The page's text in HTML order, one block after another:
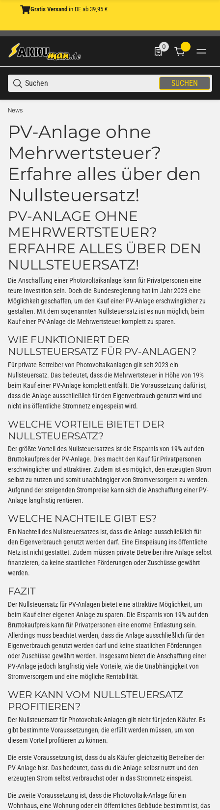
Gratis Versand in DE ab 39,95 €
SUCHEN
0
0 Produkte in der
News
PV-Anlage ohne
Mehrwertsteuer?
Erfahre alles über den
Nullsteuersatz!
PV-ANLAGE OHNE
MEHRWERTSTEUER?
ERFAHRE ALLES ÜBER DEN
NULLSTEUERSATZ!
Die Anschaffung einer Photovoltaikanlage kann für Privatpersonen eine
teure Investition sein. Doch die Bundesregierung hat im Jahr 2023 eine
Möglichkeit geschaffen, um den Kauf einer PV-Anlage erschwinglicher zu
gestalten. Mit dem sogenannten Nullsteuersatz ist es nun möglich, beim
Kauf einer PV-Anlage die Mehrwertsteuer komplett zu sparen.
WIE FUNKTIONIERT DER
NULLSTEUERSATZ FÜR PV-ANLAGEN?
Für private Betreiber von Photovoltaikanlagen gilt seit 2023 ein
Nullsteuersatz. Das bedeutet, dass die Mehrwertsteuer in Höhe von 19%
beim Kauf einer PV-Anlage komplett entfällt. Die Voraussetzung dafür ist,
dass die Anlage ausschließlich für den Eigenverbrauch genutzt wird und
nicht ins öffentliche Stromnetz eingespeist wird.
WELCHE VORTEILE BIETET DER
NULLSTEUERSATZ?
Der größte Vorteil des Nullsteuersatzes ist die Ersparnis von 19% auf den
Bruttokaufpreis der PV-Anlage. Dies macht den Kauf für Privatpersonen
erschwinglicher und attraktiver. Zudem ist es möglich, den erzeugten Strom
selbst zu nutzen und somit unabhängiger von Stromversorgern zu werden.
Aufgrund der steigenden Strompreise kann sich die Anschaffung einer PV-
Anlage langfristig rentieren.
WELCHE NACHTEILE GIBT ES?
Ein Nachteil des Nullsteuersatzes ist, dass die Anlage ausschließlich für
den Eigenverbrauch genutzt werden darf. Eine Einspeisung ins öffentliche
Netz ist nicht gestattet. Zudem müssen private Betreiber ihre Anlage selbst
finanzieren, da keine staatlichen Förderungen oder Zuschüsse gewährt
werden.
FAZIT
Der Nullsteuersatz für PV-Anlagen bietet eine attraktive Möglichkeit, um
beim Kauf einer eigenen Anlage zu sparen. Die Ersparnis von 19% auf den
Bruttokaufpreis kann für Privatpersonen eine enorme Entlastung sein.
Allerdings muss beachtet werden, dass die Anlage ausschließlich für den
Eigenverbrauch genutzt werden darf und keine staatlichen Förderungen
oder Zuschüsse gewährt werden. Insgesamt bietet die Anschaffung einer
PV-Anlage jedoch langfristig viele Vorteile, wie die Unabhängigkeit von
Stromversorgern und eine mögliche Rentabilität.
WER KANN VOM NULLSTEUERSATZ
PROFITIEREN?
Der Nullsteuersatz für Photovoltaik-Anlagen gilt nicht für jeden Käufer. Es
gibt bestimmte Voraussetzungen, die erfüllt werden müssen, um von
diesem Vorteil profitieren zu können.
Die erste Voraussetzung ist, dass du als Käufer gleichzeitig Betreiber der
PV-Anlage bist. Das bedeutet, dass du die Anlage selbst nutzt und den
erzeugten Strom selbst verbrauchst oder in das Stromnetz einspeist.
Die zweite Voraussetzung ist, dass die Photovoltaik-Anlage für ein
Wohnhaus, eine Wohnung oder ein öffentliches Gebäude bestimmt ist, das